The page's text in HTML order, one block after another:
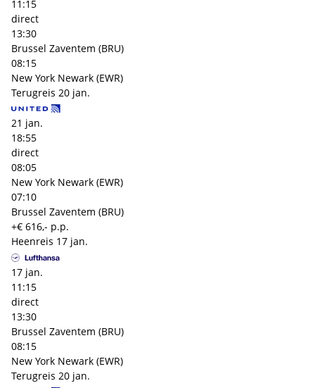
11:15
direct
13:30
Brussel Zaventem (BRU)
08:15
New York Newark (EWR)
Terugreis 20 jan.
21 jan.
18:55
direct
08:05
New York Newark (EWR)
07:10
Brussel Zaventem (BRU)
+€ 616,- p.p.
Heenreis 17 jan.
17 jan.
11:15
direct
13:30
Brussel Zaventem (BRU)
08:15
New York Newark (EWR)
Terugreis 20 jan.